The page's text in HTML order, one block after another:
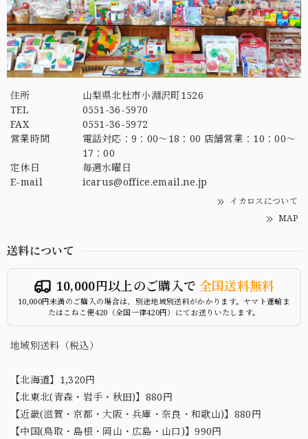
住所
山梨県北杜市小淵沢町1526
TEL
0551-36-5970
FAX
0551-36-5972
営業時間
電話対応：9：00～18：00 店舗営業：10：00～
17：00
定休日
毎週水曜日
E-mail
icarus@office.email.ne.jp
イカロスについて
MAP
送料について
10,000円以上のご購入で 全国送料無料
10,000円未満のご購入の場合は、別途地域別送料がかかります。ヤマト運輸ま
たはこねこ便420（全国一律420円）にてお送りいたします。
地域別送料（税込）
【北海道】1,320円
【北東北(青森・岩手・秋田)】880円
【近畿(滋賀・京都・大阪・兵庫・奈良・和歌山)】880円
【中国(鳥取・島根・岡山・広島・山口)】990円